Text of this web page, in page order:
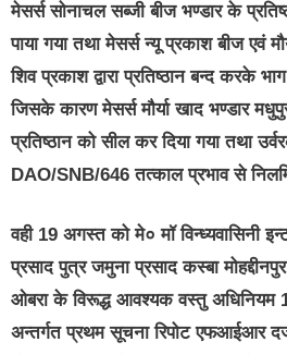
मेसर्स सोनाचल सब्जी बीज भण्डार के
पाया गया तथा मेसर्स न्यू प्रकाश बीज एवं
शिव प्रकाश द्वारा प्रतिष्ठान बन्द करके
जिसके कारण मेसर्स मौर्या खाद भण्डार
प्रतिष्ठान को सील कर दिया गया तथा
DAO/SNB/646 तत्काल प्रभाव से
वही 19 अगस्त को मे० मॉ विन्ध्यवासिनी
प्रसाद पुत्र जमुना प्रसाद कस्बा
ओबरा के विरूद्ध आवश्यक वस्तु अधिनियम
अन्तर्गत प्रथम सूचना रिपोट एफआईआर